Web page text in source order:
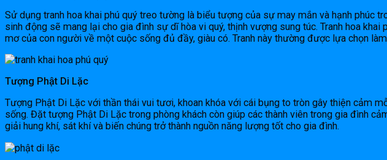
Sử dụng tranh hoa khai phú quý treo tường là biểu tượng của sự may mắn và hạnh phúc
sinh động sẽ mang lại cho gia đình sự dĩ hòa vi quý, thịnh vượng sung túc. Tranh hoa
mơ của con người về một cuộc sống đủ đầy, giàu có. Tranh này thường được lựa chọn làm
Tượng Phật Di Lặc
Tượng Phật Di Lặc với thần thái vui tươi, khoan khóa với cái bụng to tròn gây thiện cảm
sống. Đặt tượng Phật Di Lặc trong phòng khách còn giúp các thành viên trong gia đình
giải hung khí, sát khí và biến chúng trở thành nguồn năng lượng tốt cho gia đình.